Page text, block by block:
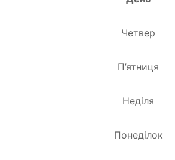
Четвер
П’ятниця
Неділя
Понеділок